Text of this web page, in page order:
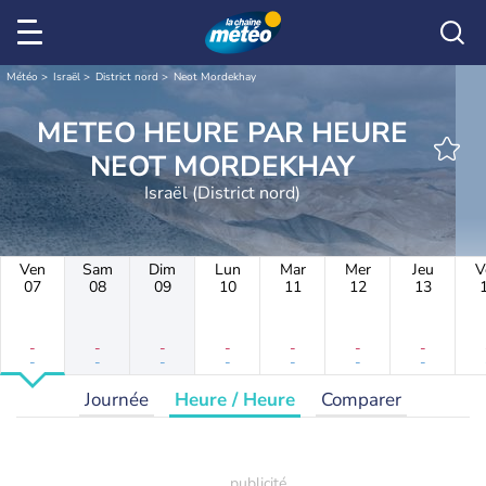
Météo Israël District nord Neot Mordekhay
METEO HEURE PAR HEURE
NEOT MORDEKHAY
Israël (District nord)
Ven
07
-
-
Sam
08
-
-
Dim
09
-
-
Lun
10
-
-
Mar
11
-
-
Mer
12
-
-
Jeu
13
-
-
Journée Heure / Heure Comparer